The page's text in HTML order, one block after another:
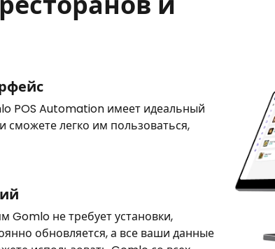
POS Automation имеет идеальный
сможете легко им пользоваться,
Gomlo не требует установки,
обновляется, а все ваши данные